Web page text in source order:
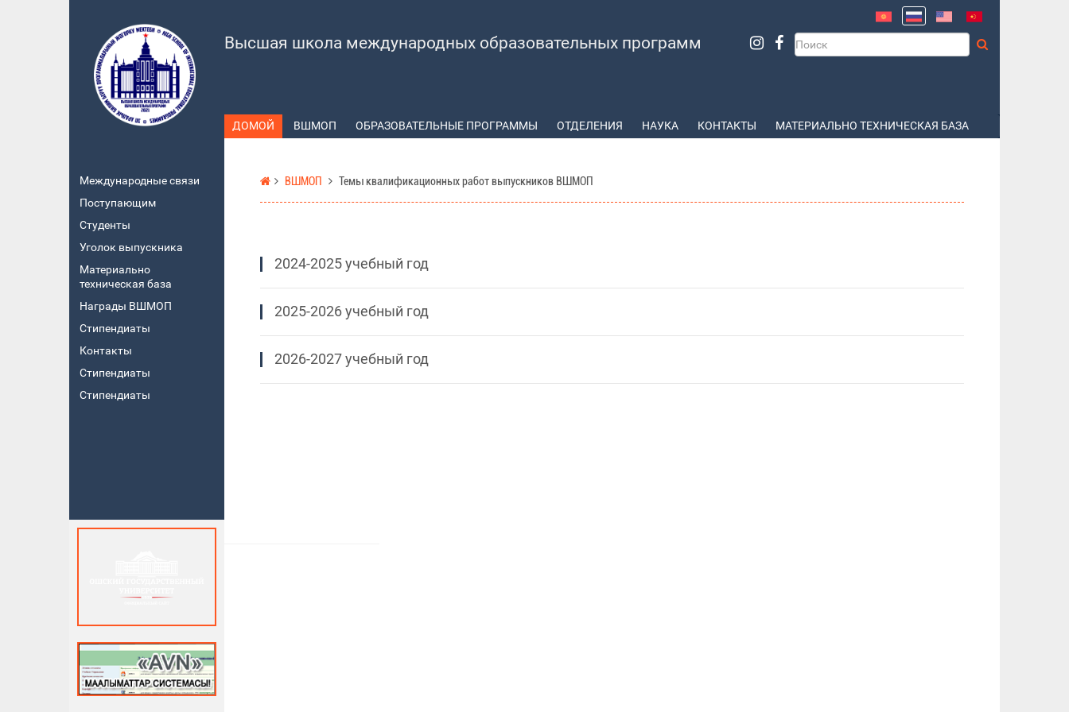
Высшая школа международных образовательных программ
ДОМОЙ ВШМОП ОБРАЗОВАТЕЛЬНЫЕ ПРОГРАММЫ ОТДЕЛЕНИЯ НАУКА КОНТАКТЫ МАТЕРИАЛЬНО ТЕХНИЧЕСКАЯ БАЗА
Международные связи
Поступающим
Студенты
Уголок выпускника
Материально
техническая база
Награды ВШМОП
Стипендиаты
Контакты
Стипендиаты
Стипендиаты
ВШМОП Темы квалификационных работ выпускников ВШМОП
2024-2025 учебный год
2025-2026 учебный год
2026-2027 учебный год